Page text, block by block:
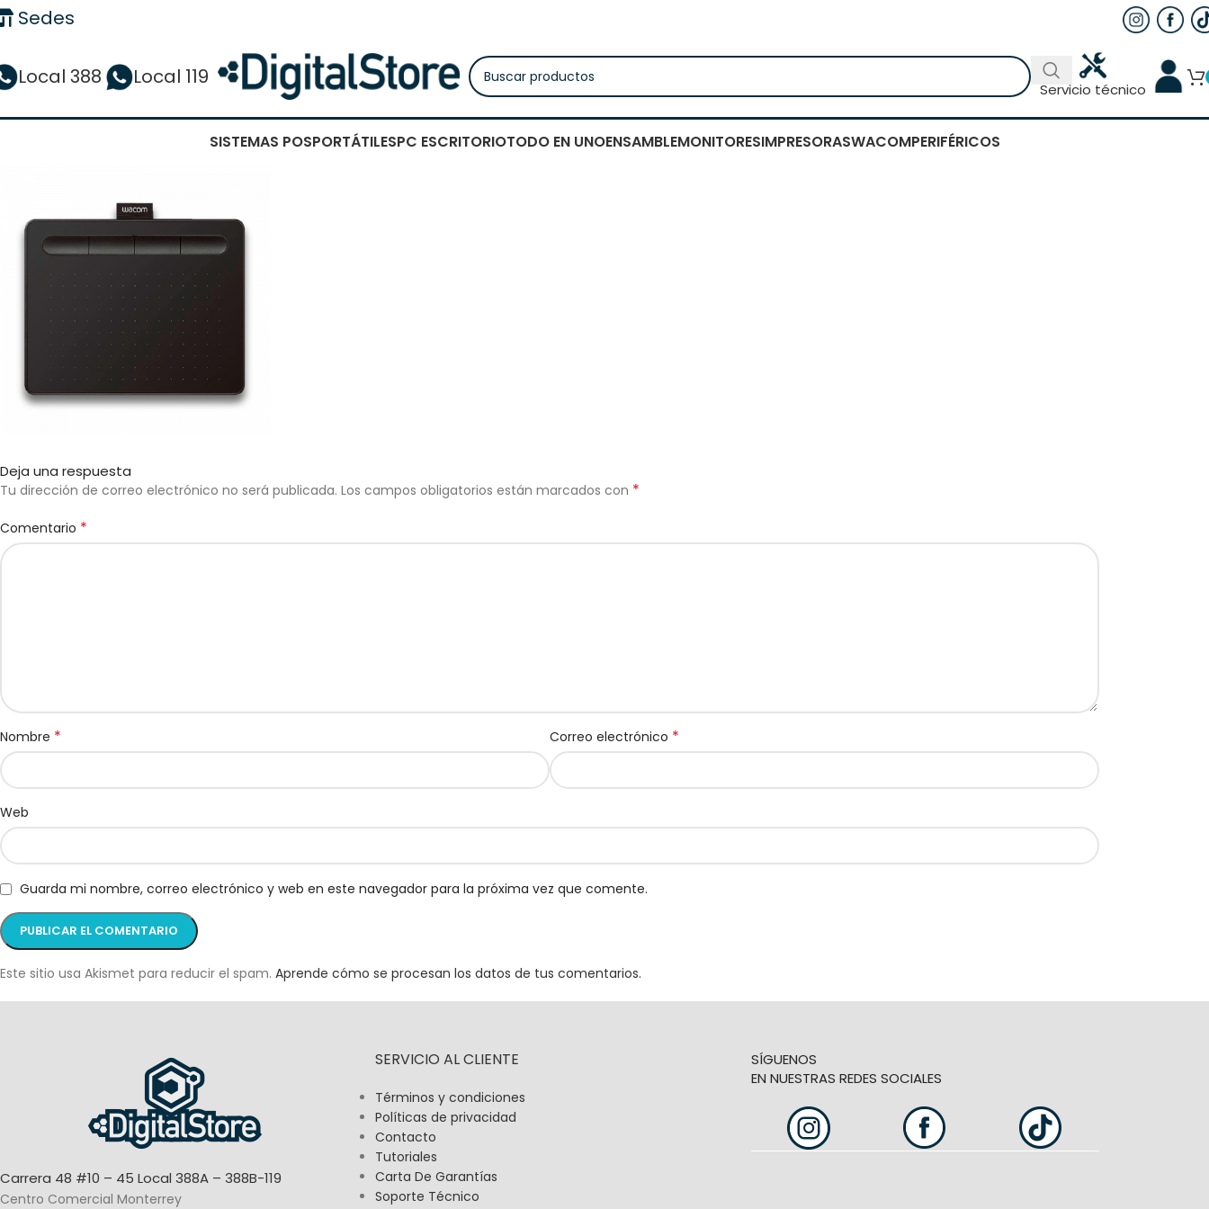
Sedes
Local 388 Local 119
Servicio técnico
SISTEMAS POSPORTÁTILESPC ESCRITORIOTODO EN UNOENSAMBLEMONITORESIMPRESORASWACOMPERIFÉRICOS
Deja una respuesta
Tu dirección de correo electrónico no será publicada. Los campos obligatorios están marcados con *
Comentario *
Nombre * Correo electrónico *
Web
Guarda mi nombre, correo electrónico y web en este navegador para la próxima vez que comente.
Este sitio usa Akismet para reducir el spam. Aprende cómo se procesan los datos de tus comentarios.
Carrera 48 #10 – 45 Local 388A – 388B-119
Centro Comercial Monterrey
SERVICIO AL CLIENTE
Términos y condiciones
Políticas de privacidad
Contacto
Tutoriales
Carta De Garantías
Soporte Técnico
SÍGUENOS
EN NUESTRAS REDES SOCIALES